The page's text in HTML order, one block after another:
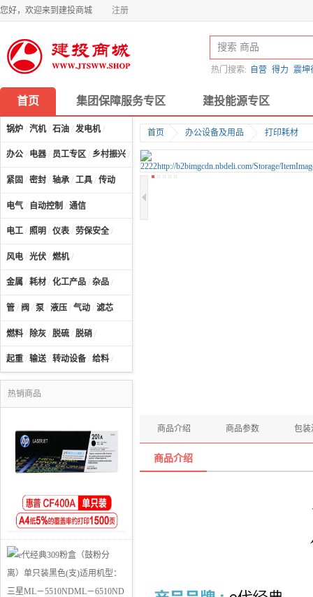
您好，欢迎来到建投商城 注册
热门搜索: 自营 得力 震坤
首页 集团保障服务专区 建投能源专区
锅炉 / 汽机/ 石油 / 发电机/
办公 / 电器 / 员工专区 / 乡村振兴 / 计算机及配件
紧固 / 密封 / 轴承 / 工具 / 传动
电气 / 自动控制 / 通信
电工 / 照明 / 仪表 / 劳保安全 /
风电 / 光伏 / 燃机/
金属 / 耗材 / 化工产品 / 杂品 /
管 / 阀 / 泵 / 液压 / 气动 / 滤芯
燃料 / 除灰 / 脱硫 / 脱硝 /
起重 / 输送/ 转动设备 / 给料 /
热销商品
首页 办公设备及用品 打印耗材
商品介绍 商品参数 包装
商品介绍